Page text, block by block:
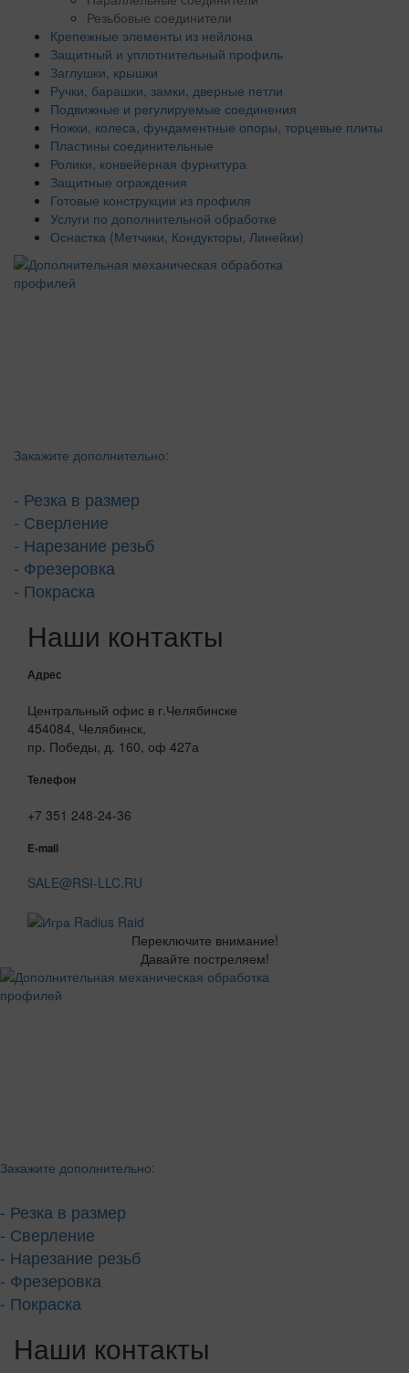
Резьбовые соединители
Крепежные элементы из нейлона
Защитный и уплотнительный профиль
Заглушки, крышки
Ручки, барашки, замки, дверные петли
Подвижные и регулируемые соединения
Ножки, колеса, фундаментные опоры, торцевые плиты
Пластины соединительные
Ролики, конвейерная фурнитура
Защитные ограждения
Готовые конструкции из профиля
Услуги по дополнительной обработке
Оснастка (Метчики, Кондукторы, Линейки)
Закажите дополнительно:
- Резка в размер
- Сверление
- Нарезание резьб
- Фрезеровка
- Покраска
Наши контакты
Адрес
Центральный офис в г.Челябинске
454084, Челябинск,
пр. Победы, д. 160, оф 427а
Телефон
+7 351 248-24-36
E-mail
SALE@RSI-LLC.RU
Переключите внимание!
Давайте постреляем!
Закажите дополнительно:
- Резка в размер
- Сверление
- Нарезание резьб
- Фрезеровка
- Покраска
Наши контакты